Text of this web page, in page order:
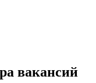
вакансий